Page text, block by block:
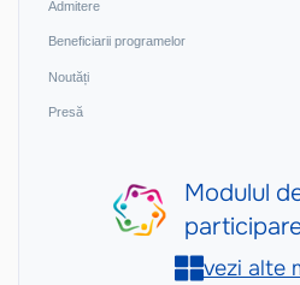
Admitere
Beneficiarii programelor
Noutăți
Presă